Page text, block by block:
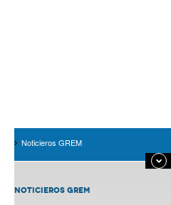
Noticieros GREM
NOTICIEROS GREM